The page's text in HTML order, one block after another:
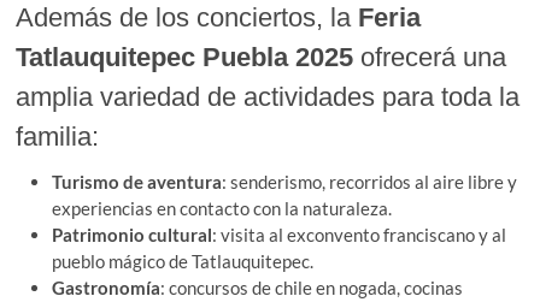
Además de los conciertos, la Feria
Tatlauquitepec Puebla 2025 ofrecerá una
amplia variedad de actividades para toda la
familia:
Turismo de aventura: senderismo, recorridos al aire libre y
experiencias en contacto con la naturaleza.
Patrimonio cultural: visita al exconvento franciscano y al
pueblo mágico de Tatlauquitepec.
Gastronomía: concursos de chile en nogada, cocinas